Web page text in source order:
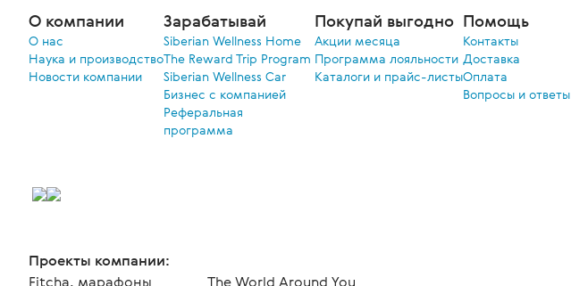
О компании
О нас
Наука и производство
Новости компании
Зарабатывай
Siberian Wellness Home
The Reward Trip Program
Siberian Wellness Car
Бизнес с компанией
Реферальная
программа
Покупай выгодно
Акции меcяца
Программа лояльности
Каталоги и прайс-листы
Помощь
Контакты
Доставка
Оплата
Вопросы и ответы
Проекты компании:
Fitcha, марафоны
The World Around You